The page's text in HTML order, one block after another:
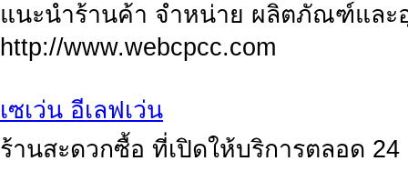
แนะนำร้านค้า จำหน่าย ผลิตภัณฑ์และ
http://www.webcpcc.com
เซเว่น อีเลฟเว่น
ร้านสะดวกซื้อ ที่เปิดให้บริการตลอด